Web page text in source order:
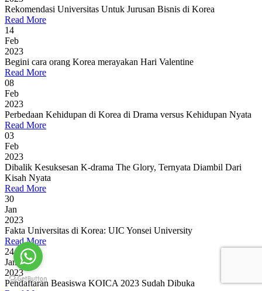
Rekomendasi Universitas Untuk Jurusan Bisnis di Korea
Read More
14
Feb
2023
Begini cara orang Korea merayakan Hari Valentine
Read More
08
Feb
2023
Perbedaan Kehidupan di Korea di Drama versus Kehidupan Nyata
Read More
03
Feb
2023
Dibalik Kesuksesan K-drama The Glory, Ternyata Diambil Dari
Kisah Nyata
Read More
30
Jan
2023
Fakta Universitas di Korea: UIC Yonsei University
Read More
24
Jan
2023
Pendaftaran Beasiswa KOICA 2023 Sudah Dibuka